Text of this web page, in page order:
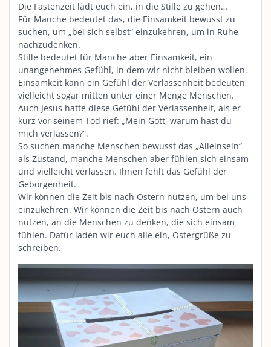
Die Fastenzeit lädt euch ein, in die Stille zu gehen…
Für Manche bedeutet das, die Einsamkeit bewusst zu
suchen, um „bei sich selbst“ einzukehren, um in Ruhe
nachzudenken.
Stille bedeutet für Manche aber Einsamkeit, ein
unangenehmes Gefühl, in dem wir nicht bleiben wollen.
Einsamkeit kann ein Gefühl der Verlassenheit bedeuten,
vielleicht sogar mitten unter einer Menge Menschen.
Auch Jesus hatte diese Gefühl der Verlassenheit, als er
kurz vor seinem Tod rief: „Mein Gott, warum hast du
mich verlassen?“.
So suchen manche Menschen bewusst das „Alleinsein“
als Zustand, manche Menschen aber fühlen sich einsam
und vielleicht verlassen. Ihnen fehlt das Gefühl der
Geborgenheit.
Wir können die Zeit bis nach Ostern nutzen, um bei uns
einzukehren. Wir können die Zeit bis nach Ostern auch
nutzen, an die Menschen zu denken, die sich einsam
fühlen. Dafür laden wir euch alle ein, Ostergrüße zu
schreiben.